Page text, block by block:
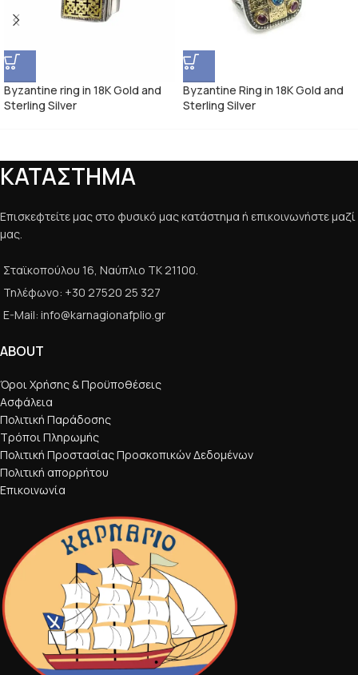
Byzantine ring in 18K Gold and
Sterling Silver
Byzantine Ring in 18K Gold and
Sterling Silver
ΚΑΤΑΣΤΗΜΑ
Επισκεφτείτε μας στο φυσικό μας κατάστημα ή επικοινωνήστε μαζί
μας.
Σταϊκοπούλου 16, Ναύπλιο ΤΚ 21100.
Τηλέφωνο: +30 27520 25 327
E-Mail: info@karnagionafplio.gr
ABOUT
Όροι Χρήσης & Προϋποθέσεις
Ασφάλεια
Πολιτική Παράδοσης
Τρόποι Πληρωμής
Πολιτική Προστασίας Προσκοπικών Δεδομένων
Πολιτική απορρήτου
Επικοινωνία